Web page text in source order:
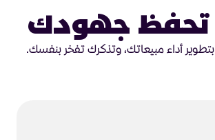
تحفظ جهودك
أداء مبيعاتك، وتذكرك تفخر بنفسك.